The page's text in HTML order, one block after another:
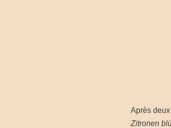
Après
Zitronen